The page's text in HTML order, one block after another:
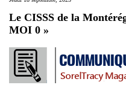
Le CISSS de la
MOI 0 »